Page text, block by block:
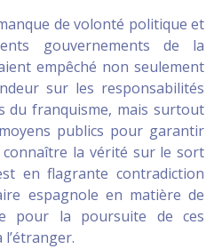
de volonté politique et
gouvernements de la
empêché non seulement
sur les responsabilités
du franquisme, mais surtout
publics pour garantir
la vérité sur le sort
en flagrante contradiction
espagnole en matière de
pour la poursuite de ces
l’étranger.